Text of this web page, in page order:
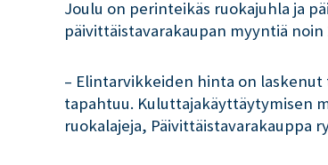
Joulu on perinteikäs ruokajuhla ja
päivittäistavarakaupan myyntiä
– Elintarvikkeiden hinta on
tapahtuu. Kuluttajakäyttäytymisen
ruokalajeja, Päivittäistavarakauppa